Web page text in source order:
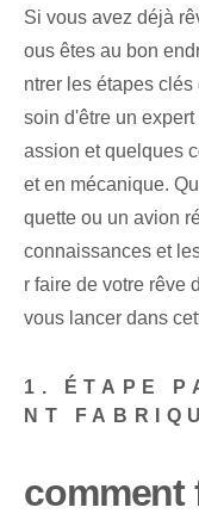
Si vous avez déjà
ous êtes au bon
ntrer les étapes clés
soin d'être un
assion et quelques
et en mécanique.
quette ou un avion
connaissances et
r faire de votre rêve
vous lancer dans
1. ÉTAPE
NT
comment